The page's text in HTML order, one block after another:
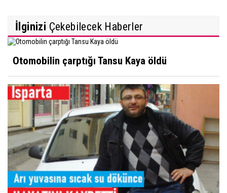
İlginizi Çekebilecek Haberler
Otomobilin çarptığı Tansu Kaya öldü